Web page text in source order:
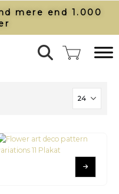
mere end 1.000